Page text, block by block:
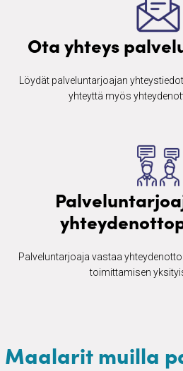
Ota yhteys
Löydät palveluntarjoajan
yhteyttä myös
Palveluntarjoaja vastaa
toimittamisen
Maalarit muilla